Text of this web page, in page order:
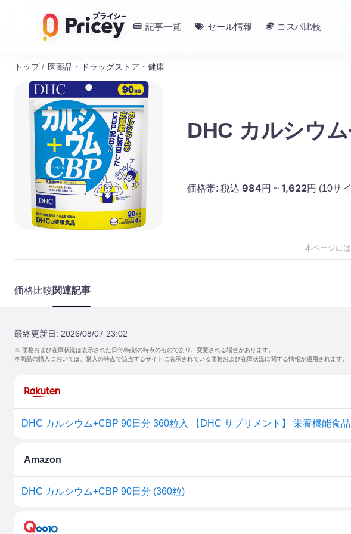
記事一覧 セール情報 コスパ比較
トップ / 医薬品・ドラッグストア・健康
DHC カルシウ
価格帯: 税込 984円 ~ 1,622円 (10サ
本ページに
価格比較関連記事
最終更新日: 2026/08/07 23:02
※ 価格および在庫状況は表示された日付/時刻の時点のものであり、変更される場合があります。
本商品の購入においては、購入の時点で該当するサイトに表示されている価格および在庫状況に関する情報が適用されます。
DHC カルシウム+CBP 90日分 360粒入 【DHC サプリメント】 栄養機能食品
Amazon
DHC カルシウム+CBP 90日分 (360粒)